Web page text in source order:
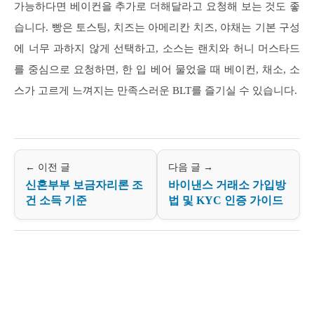
가능하다면 베이컨을 추가로 더해달라고 요청해 보는 것도 좋
습니다. 빵은 토스팅, 치즈는 아메리칸 치즈, 야채는 기본 구성
에 너무 과하지 않게 선택하고, 소스는 랜치와 허니 머스타드
를 중심으로 요청하면, 한 입 베어 물었을 때 베이컨, 채소, 소
스가 고르게 느껴지는 만족스러운 BLT를 즐기실 수 있습니다.
← 이전 글
신혼부부 보금자리론 조
건 소득 기준
다음 글 →
바이낸스 거래소 가입방
법 및 KYC 인증 가이드